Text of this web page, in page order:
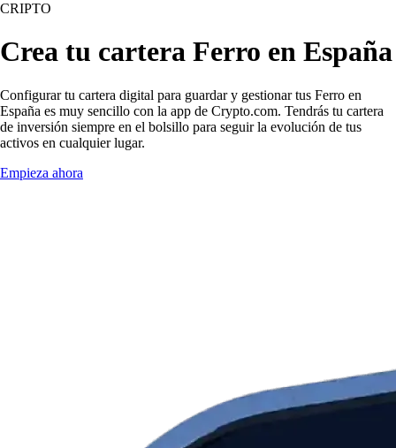
CRIPTO
Crea tu cartera Ferro en España
Configurar tu cartera digital para guardar y gestionar tus Ferro en
España es muy sencillo con la app de Crypto.com. Tendrás tu cartera
de inversión siempre en el bolsillo para seguir la evolución de tus
activos en cualquier lugar.
Empieza ahora